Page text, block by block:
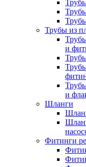
Трубы из
и
и
Шланги
Фитинги